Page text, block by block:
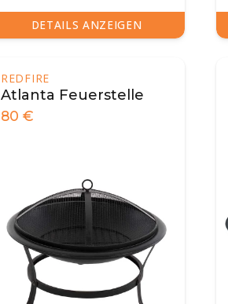
DETAILS ANZEIGEN
REDFIRE
Atlanta Feuerstelle
80 €